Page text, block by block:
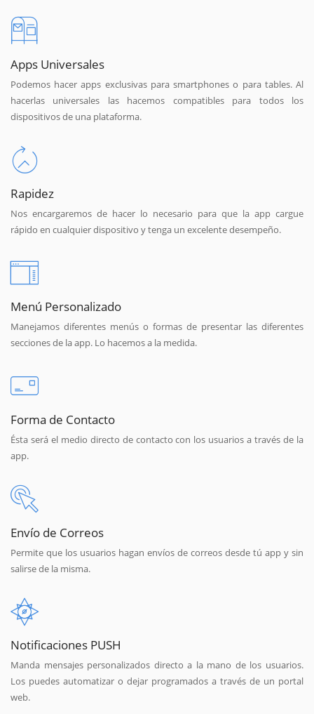
Apps Universales
Podemos hacer apps exclusivas para smartphones o para tables. Al
hacerlas universales las hacemos compatibles para todos los
dispositivos de una plataforma.
Rapidez
Nos encargaremos de hacer lo necesario para que la app cargue
rápido en cualquier dispositivo y tenga un excelente desempeño.
Menú Personalizado
Manejamos diferentes menús o formas de presentar las diferentes
secciones de la app. Lo hacemos a la medida.
Forma de Contacto
Ésta será el medio directo de contacto con los usuarios a través de la
app.
Envío de Correos
Permite que los usuarios hagan envíos de correos desde tú app y sin
salirse de la misma.
Notificaciones PUSH
Manda mensajes personalizados directo a la mano de los usuarios.
Los puedes automatizar o dejar programados a través de un portal
web.